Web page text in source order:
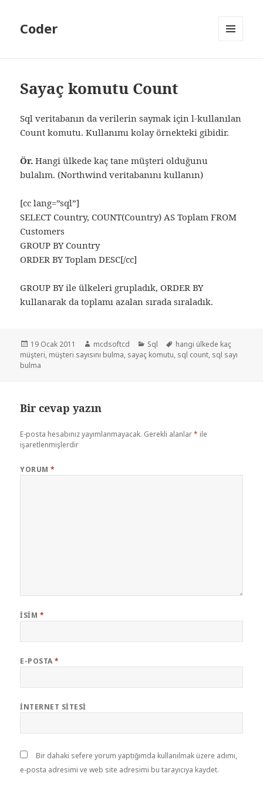
Coder
Sayaç komutu Count
Sql veritabanın da verilerin saymak için l-kullanılan
Count komutu. Kullanımı kolay örnekteki gibidir.
Ör. Hangi ülkede kaç tane müşteri olduğunu
bulalım. (Northwind veritabanını kullanın)
[cc lang=”sql”]
SELECT Country, COUNT(Country) AS Toplam FROM
Customers
GROUP BY Country
ORDER BY Toplam DESC[/cc]
GROUP BY ile ülkeleri grupladık, ORDER BY
kullanarak da toplamı azalan sırada sıraladık.
Yayın
tarihi
19 Ocak 2011 Yazar
mcdsoftcd Kategoriler
Sql Etiketler
hangi ülkede kaç
müşteri, müşteri sayısını bulma, sayaç komutu, sql count, sql sayı
bulma
Bir cevap yazın
E-posta hesabınız yayımlanmayacak. Gerekli alanlar* ile
işaretlenmişlerdir
YORUM*
İSIM *
E-POSTA*
İNTERNET SITESI
Bir dahaki sefere yorum yaptığımda kullanılmak üzere adımı,
e-posta adresimi ve web site adresimi bu tarayıcıya kaydet.